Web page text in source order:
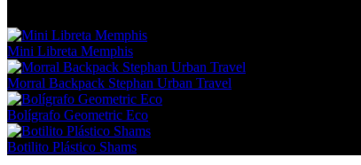
Mini Libreta Memphis
Morral Backpack Stephan Urban Travel
Bolígrafo Geometric Eco
Botilito Plástico Shams